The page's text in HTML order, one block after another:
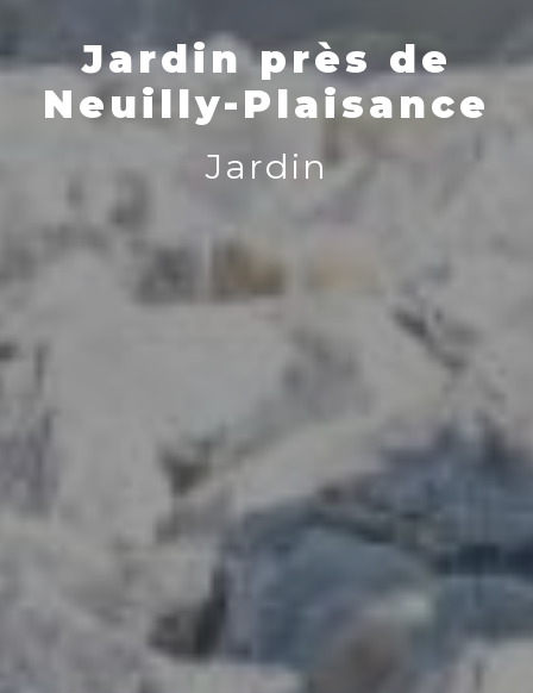
Jardin près de
Neuilly-Plaisance
Jardin